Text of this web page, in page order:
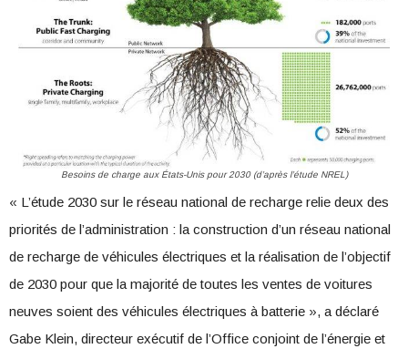
Besoins de charge aux États-Unis pour 2030 (d’après l’étude NREL)
« L’étude 2030 sur le réseau national de recharge relie deux des
priorités de l’administration : la construction d’un réseau national
de recharge de véhicules électriques et la réalisation de l’objectif
de 2030 pour que la majorité de toutes les ventes de voitures
neuves soient des véhicules électriques à batterie », a déclaré
Gabe Klein, directeur exécutif de l’Office conjoint de l’énergie et